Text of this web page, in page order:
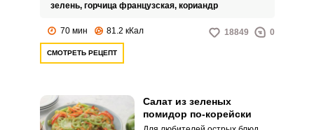
зелень, горчица французская, кориандр
70 мин 81.2 кКал 18849 0
СМОТРЕТЬ РЕЦЕПТ
Салат из зеленых
помидор по-корейски